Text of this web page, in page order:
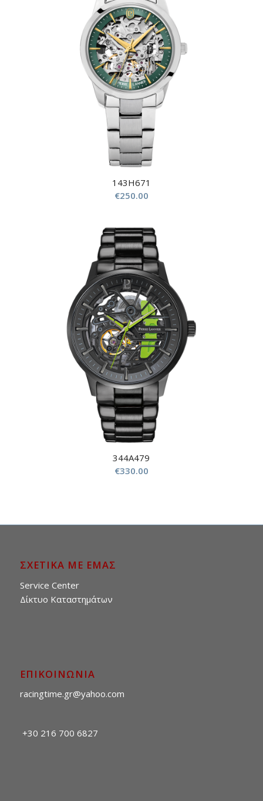
143H671
€250.00
344A479
€330.00
ΣΧΕΤΙΚΑ ΜΕ ΕΜΑΣ
Service Center
Δίκτυο Καταστημάτων
ΕΠΙΚΟΙΝΩΝΙΑ
racingtime.gr@yahoo.com
+30 216 700 6827